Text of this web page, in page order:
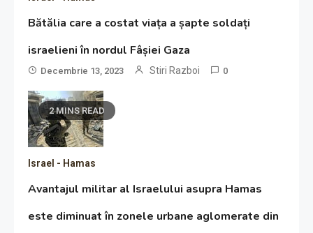
Bătălia care a costat viața a șapte soldați
israelieni în nordul Fâșiei Gaza
Decembrie 13, 2023 Stiri Razboi 0
2 MINS READ
Israel - Hamas
Avantajul militar al Israelului asupra Hamas
este diminuat în zonele urbane aglomerate din